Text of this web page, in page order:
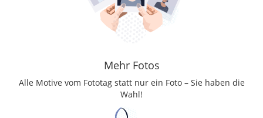
Mehr Fotos
Alle Motive vom Fototag statt nur ein Foto – Sie haben die
Wahl!